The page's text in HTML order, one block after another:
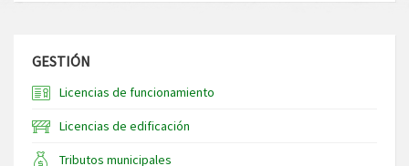
GESTIÓN
Licencias de funcionamiento
Licencias de edificación
Tributos municipales